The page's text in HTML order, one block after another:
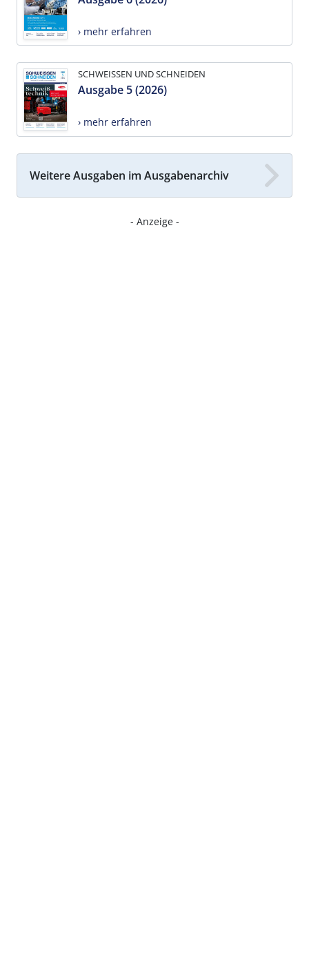
› mehr erfahren
SCHWEISSEN UND SCHNEIDEN
Ausgabe 5 (2026)
› mehr erfahren
Weitere Ausgaben im Ausgabenarchiv
- Anzeige -